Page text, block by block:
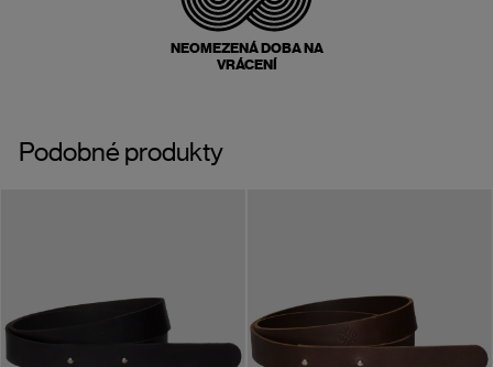
NEOMEZENÁ DOBA NA
VRÁCENÍ
Podobné produkty